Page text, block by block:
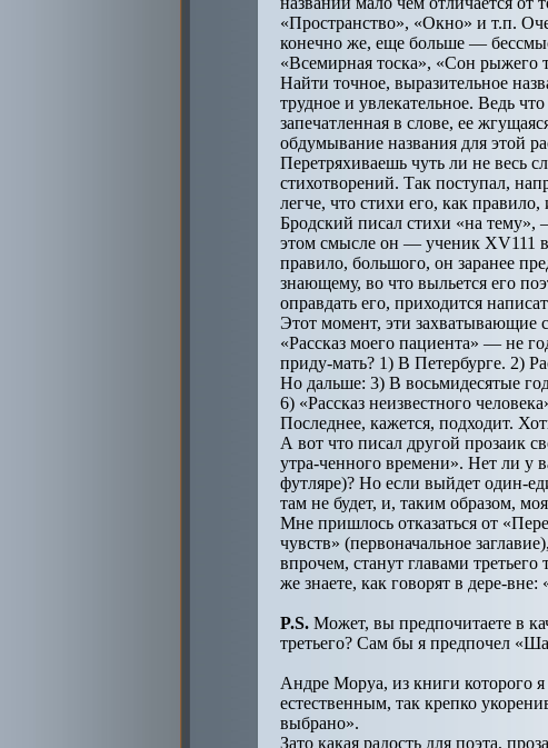
«Пространство», «Окно» и т.п.
конечно же, еще больше —
«Всемирная тоска», «Сон рыжего
Найти точное, выразительное
трудное и увлекательное. Ведь
запечатленная в слове, ее
обдумывание названия для этой
Перетряхиваешь чуть ли не весь
стихотворений. Так поступал,
легче, что стихи его, как
Бродский писал стихи «на
этом смысле он — ученик ХV111
правило, большого, он заранее
знающему, во что выльется его
оправдать его, приходится
Этот момент, эти захватывающие
«Рассказ моего пациента» — не
приду-мать? 1) В Петербурге. 2)
Но дальше: 3) В восьмидесятые
6) «Рассказ неизвестного
Последнее, кажется, подходит.
А вот что писал другой прозаик
утра-ченного времени». Нет ли у
футляре)? Но если выйдет один-
там не будет, и, таким образом,
Мне пришлось отказаться от
чувств» (первоначальное
впрочем, станут главами
же знаете, как говорят в дере-
P.S. Может, вы предпочитаете в
третьего? Сам бы я предпочел
Андре Моруа, из книги которого
естественным, так крепко
выбрано».
Зато какая радость для поэта,